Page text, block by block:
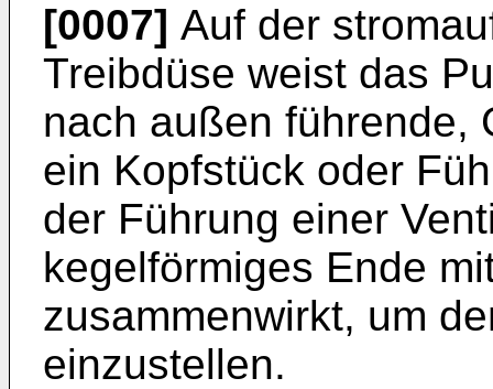
[0007] Auf der
Treibdüse weist das
nach außen führende,
ein Kopfstück oder
der Führung einer
kegelförmiges Ende
zusammenwirkt, um
einzustellen.